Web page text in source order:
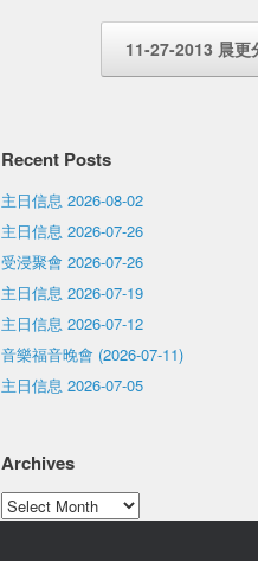
11-27-2013 晨
Recent Posts
主日信息 2026-08-02
主日信息 2026-07-26
受浸聚會 2026-07-26
主日信息 2026-07-19
主日信息 2026-07-12
音樂福音晚會 (2026-07-11)
主日信息 2026-07-05
Archives
Archives